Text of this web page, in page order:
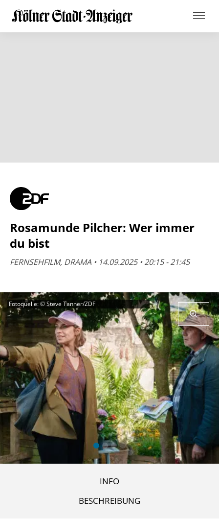
Rosamunde Pilcher: Wer immer
du bist
FERNSEHFILM, DRAMA • 14.09.2025 • 20:15 - 21:45
Fotoquelle: © Steve Tanner/ZDF
INFO
BESCHREIBUNG